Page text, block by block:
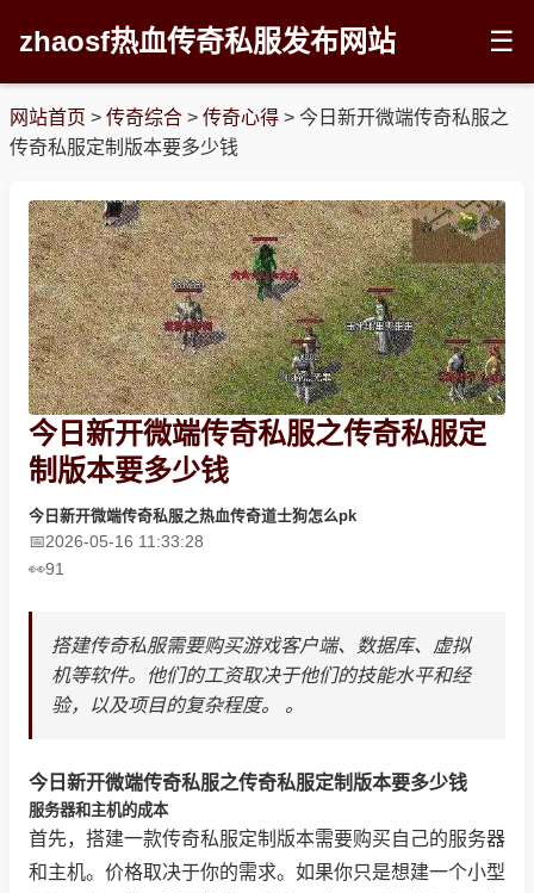
zhaosf热血传奇私服发布网站 ☰
网站首页 > 传奇综合 > 传奇心得 > 今日新开微端传奇私服之
传奇私服定制版本要多少钱
今日新开微端传奇私服之传奇私服定
制版本要多少钱
今日新开微端传奇私服之热血传奇道士狗怎么pk
2026-05-16 11:33:28
91
搭建传奇私服需要购买游戏客户端、数据库、虚拟
机等软件。他们的工资取决于他们的技能水平和经
验，以及项目的复杂程度。 。
今日新开微端传奇私服之传奇私服定制版本要多少钱
服务器和主机的成本
首先，搭建一款传奇私服定制版本需要购买自己的服务器
和主机。价格取决于你的需求。如果你只是想建一个小型